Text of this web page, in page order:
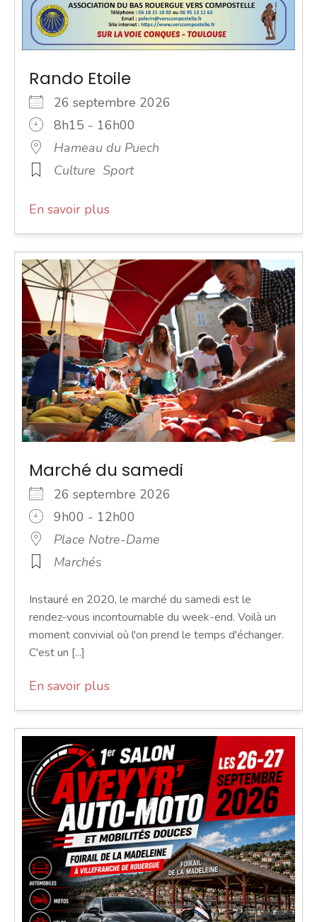
Rando Etoile
26 septembre 2026
8h15 - 16h00
Hameau du Puech
Culture Sport
En savoir plus
Marché du samedi
26 septembre 2026
9h00 - 12h00
Place Notre-Dame
Marchés
Instauré en 2020, le marché du samedi est le
rendez-vous incontournable du week-end. Voilà un
moment convivial où l'on prend le temps d'échanger.
C'est un [...]
En savoir plus